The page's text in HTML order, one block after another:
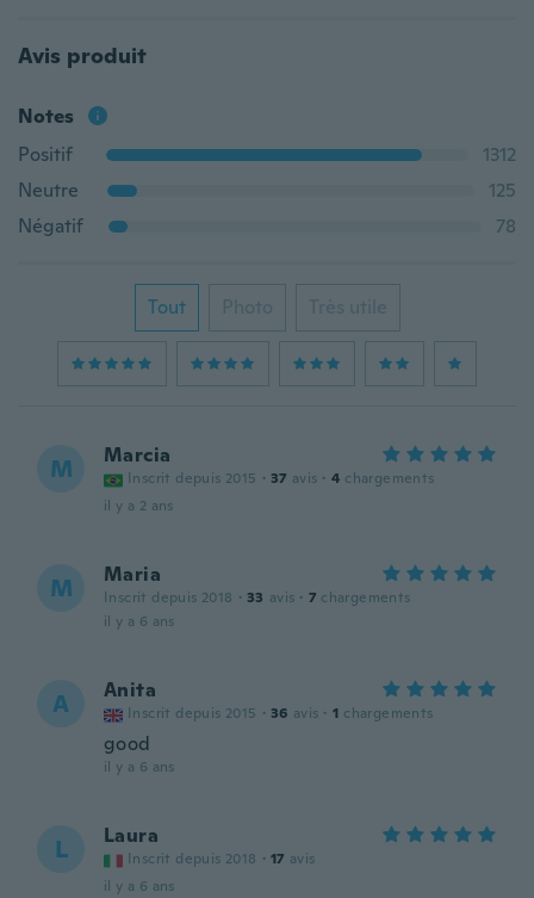
Avis produit
Notes
Positif
1312
Neutre
125
Négatif
78
Tout Photo Très utile
M Marcia
Inscrit depuis 2015 · 37 avis · 4 chargements
il y a 2 ans
M Maria
Inscrit depuis 2018 · 33 avis · 7 chargements
il y a 6 ans
A Anita
Inscrit depuis 2015 · 36 avis · 1 chargements
good
il y a 6 ans
L Laura
Inscrit depuis 2018 · 17 avis
il y a 6 ans